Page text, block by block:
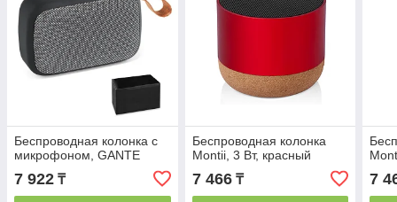
Беспроводная колонка с
микрофоном, GANTE
7 922 ₸
Беспроводная колонка
Montii, 3 Вт, красный
7 466₸ 7